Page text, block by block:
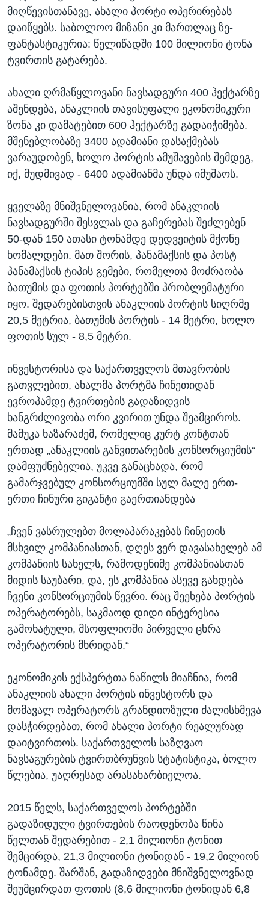
მიღწევისთანავე, ახალი პორტი ოპერირებას
დაიწყებს. საბოლოო მიზანი კი მართლაც ზე-
ფანტასტიკურია: წელიწადში 100 მილიონი ტონა
ტვირთის გატარება.
ახალი ღრმაწყლოვანი ნავსადგური 400 ჰექტარზე
აშენდება, ანაკლიის თავისუფალი ეკონომიკური
ზონა კი დამატებით 600 ჰექტარზე გადაიჭიმება.
მშენებლობაზე 3400 ადამიანი დასაქმებას
ვარაუდობენ, ხოლო პორტის ამუშავების შემდეგ,
იქ, მუდმივად - 6400 ადამიანმა უნდა იმუშაოს.
ყველაზე მნიშვნელოვანია, რომ ანაკლიის
ნავსადგურში შესვლას და გაჩერებას შეძლებენ
50-დან 150 ათასი ტონამდე დედვეიტის მქონე
ხომალდები. მათ შორის, პანამაქსის და პოსტ
პანამაქსის ტიპის გემები, რომელთა მოძრაობა
ბათუმის და ფოთის პორტებში პრობლემატური
იყო. შედარებისთვის ანაკლიის პორტის სიღრმე
20,5 მეტრია, ბათუმის პორტის - 14 მეტრი, ხოლო
ფოთის სულ - 8,5 მეტრი.
ინვესტორისა და საქართველოს მთავრობის
გათვლებით, ახალმა პორტმა ჩინეთიდან
ევროპამდე ტვირთების გადაზიდვის
ხანგრძლივობა ორი კვირით უნდა შეამციროს.
მამუკა ხაზარაძემ, რომელიც კურტ კონტთან
ერთად „ანაკლიის განვითარების კონსორციუმის“
დამფუძნებელია, უკვე განაცხადა, რომ
გამარჯვებულ კონსორციუმში სულ მალე ერთ-
ერთი ჩინური გიგანტი გაერთიანდება
„ჩვენ ვასრულებთ მოლაპარაკებას ჩინეთის
მსხვილ კომპანიასთან, დღეს ვერ დავასახელებ ამ
კომპანიის სახელს, რამოდენიმე კომპანიასთან
მიდის საუბარი, და, ეს კომპანია ასევე გახდება
ჩვენი კონსორციუმის წევრი. რაც შეეხება პორტის
ოპერატორებს, საკმაოდ დიდი ინტერესია
გამოხატული, მსოფლიოში პირველი ცხრა
ოპერატორის მხრიდან.“
ეკონომიკის ექსპერტთა ნაწილს მიაჩნია, რომ
ანაკლიის ახალი პორტის ინვესტორს და
მომავალ ოპერატორს გრანდიოზული ძალისხმევა
დასჭირდებათ, რომ ახალი პორტი რეალურად
დაიტვირთოს. საქართველოს საზღვაო
ნავსაგურების ტვირთბრუნვის სტატისტიკა, ბოლო
წლებია, უაღრესად არასახარბიელოა.
2015 წელს, საქართველოს პორტებში
გადაზიდული ტვირთების რაოდენობა წინა
წელთან შედარებით - 2,1 მილიონი ტონით
შემცირდა, 21,3 მილიონი ტონიდან - 19,2 მილიონ
ტონამდე. შარშან, გადაზიდვები მნიშვნელოვნად
შეუმცირდათ ფოთის (8,6 მილიონი ტონიდან 6,8